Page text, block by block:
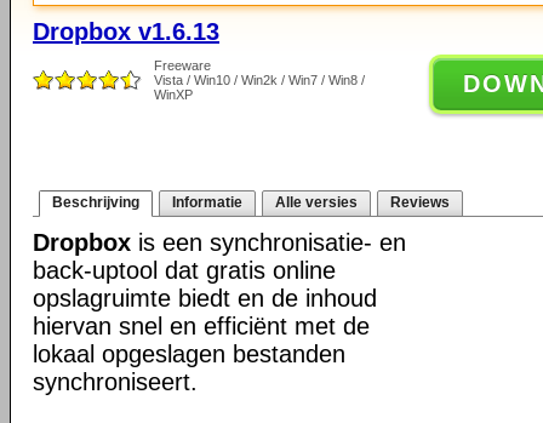
Dropbox v1.6.13
Freeware
Vista / Win10 / Win2k / Win7 / Win8 /
WinXP
Beschrijving Informatie Alle versies Reviews
Dropbox is een synchronisatie- en
back-uptool dat gratis online
opslagruimte biedt en de inhoud
hiervan snel en efficiënt met de
lokaal opgeslagen bestanden
synchroniseert.